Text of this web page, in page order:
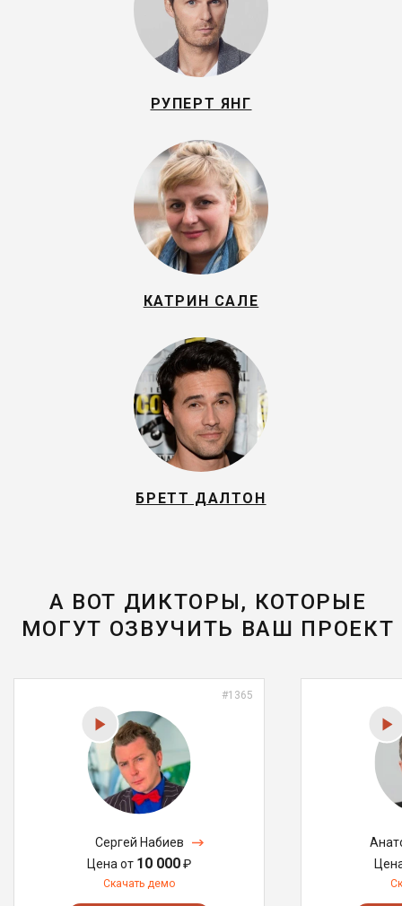
РУПЕРТ ЯНГ
КАТРИН САЛЕ
БРЕТТ ДАЛТОН
А ВОТ ДИКТОРЫ, КОТОРЫЕ
МОГУТ ОЗВУЧИТЬ ВАШ ПРОЕКТ
#1365
Сергей Набиев
Цена от 10 000₽
Скачать демо